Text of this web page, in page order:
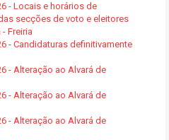
- Locais e horários de
secções de voto e eleitores
Freiria
- Candidaturas definitivamente
- Alteração ao Alvará de
- Alteração ao Alvará de
- Alteração ao Alvará de